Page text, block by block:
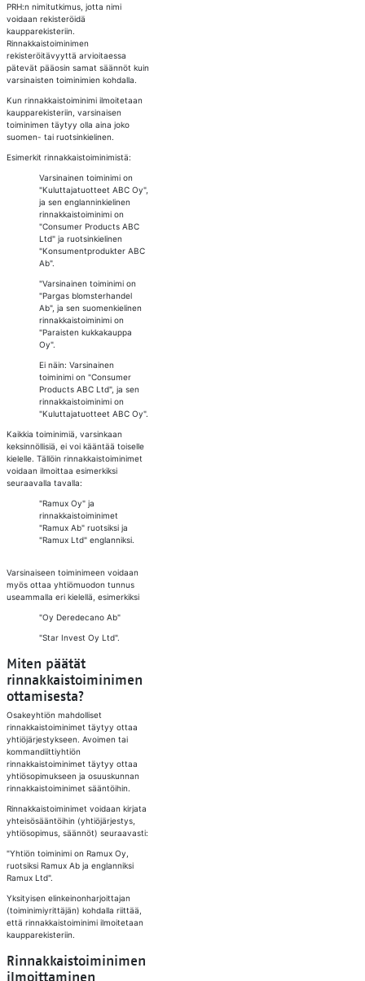
PRH:n nimitutkimus, jotta nimi
voidaan rekisteröidä
kaupparekisteriin.
Rinnakkaistoiminimen
rekisteröitävyyttä arvioitaessa
pätevät pääosin samat säännöt kuin
varsinaisten toiminimien kohdalla.
Kun rinnakkaistoiminimi ilmoitetaan
kaupparekisteriin, varsinaisen
toiminimen täytyy olla aina joko
suomen- tai ruotsinkielinen.
Esimerkit rinnakkaistoiminimistä:
Varsinainen toiminimi on
"Kuluttajatuotteet ABC Oy",
ja sen englanninkielinen
rinnakkaistoiminimi on
"Consumer Products ABC
Ltd" ja ruotsinkielinen
"Konsumentprodukter ABC
Ab".
"Varsinainen toiminimi on
"Pargas blomsterhandel
Ab", ja sen suomenkielinen
rinnakkaistoiminimi on
"Paraisten kukkakauppa
Oy".
Ei näin: Varsinainen
toiminimi on "Consumer
Products ABC Ltd", ja sen
rinnakkaistoiminimi on
"Kuluttajatuotteet ABC Oy".
Kaikkia toiminimiä, varsinkaan
keksinnöllisiä, ei voi kääntää toiselle
kielelle. Tällöin rinnakkaistoiminimet
voidaan ilmoittaa esimerkiksi
seuraavalla tavalla:
"Ramux Oy" ja
rinnakkaistoiminimet
"Ramux Ab" ruotsiksi ja
"Ramux Ltd" englanniksi.
Varsinaiseen toiminimeen voidaan
myös ottaa yhtiömuodon tunnus
useammalla eri kielellä, esimerkiksi
"Oy Deredecano Ab"
"Star Invest Oy Ltd".
Miten päätät
rinnakkaistoiminimen
ottamisesta?
Osakeyhtiön mahdolliset
rinnakkaistoiminimet täytyy ottaa
yhtiöjärjestykseen. Avoimen tai
kommandiittiyhtiön
rinnakkaistoiminimet täytyy ottaa
yhtiösopimukseen ja osuuskunnan
rinnakkaistoiminimet sääntöihin.
Rinnakkaistoiminimet voidaan kirjata
yhteisösääntöihin (yhtiöjärjestys,
yhtiösopimus, säännöt) seuraavasti:
"Yhtiön toiminimi on Ramux Oy,
ruotsiksi Ramux Ab ja englanniksi
Ramux Ltd".
Yksityisen elinkeinonharjoittajan
(toiminimiyrittäjän) kohdalla riittää,
että rinnakkaistoiminimi ilmoitetaan
kaupparekisteriin.
Rinnakkaistoiminimen
ilmoittaminen